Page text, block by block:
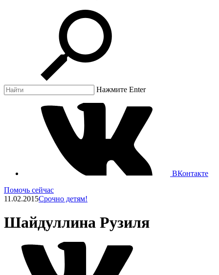
Нажмите Enter
ВКонтакте
Помочь сейчас
11.02.2015Срочно детям!
Шайдуллина Рузиля